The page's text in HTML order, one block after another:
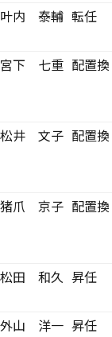
叶内 泰輔 転任
宮下 七重 配置換
松井 文子 配置換
猪爪 京子 配置換
松田 和久 昇任
外山 洋一 昇任